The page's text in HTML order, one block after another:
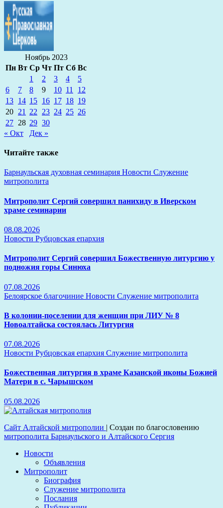
Ноябрь 2023
Пн Вт Ср Чт Пт Сб Вс
1
2 3 4
5
6
7 8 9 10 11
12
13 14 15 16 17 18 19
20 21 22 23 24 25 26
27 28 29 30
« Окт
Дек »
Читайте также
Барнаульская духовная семинария Новости Служение
митрополита
Митрополит Сергий совершил панихиду в Иверском
храме семинарии
08.08.2026
Новости Рубцовская епархия
Митрополит Сергий совершил Божественную литургию у
подножия горы Синюха
07.08.2026
Белоярское благочиние Новости Служение митрополита
В колонии-поселении для женщин при ЛИУ № 8
Новоалтайска состоялась Литургия
07.08.2026
Новости Рубцовская епархия Служение митрополита
Божественная литургия в храме Казанской иконы Божией
Матери в с. Чарышском
05.08.2026
Сайт Алтайской митрополии | Создан по благословению
митрополита Барнаульского и Алтайского Сергия
Новости
Объявления
Митрополит
Биография
Служение митрополита
Послания